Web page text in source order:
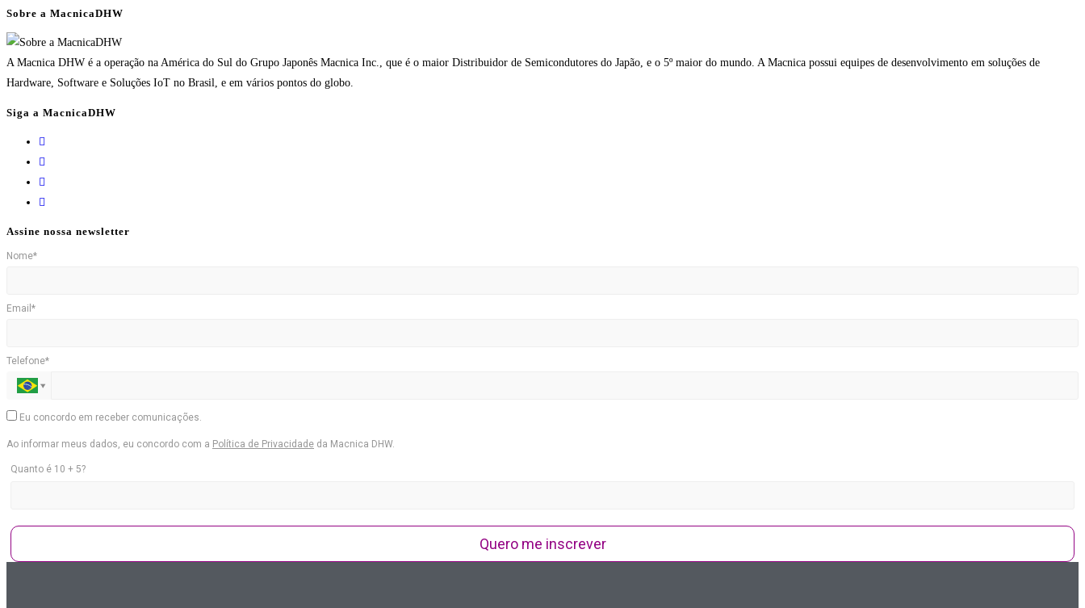
Sobre a MacnicaDHW
A Macnica DHW é a operação na América do Sul do Grupo Japonês Macnica Inc., que é o maior Distribuidor de Semicondutores do Japão, e o 5º maior do mundo. A Macnica possui equipes de desenvolvimento em soluções de
Hardware, Software e Soluções IoT no Brasil, e em vários pontos do globo.
Siga a MacnicaDHW
Assine nossa newsletter
Nome*
Email*
Telefone*
Eu concordo em receber comunicações.
Ao informar meus dados, eu concordo com a Política de Privacidade da Macnica DHW.
Quanto é 10 + 5?
Quero me inscrever